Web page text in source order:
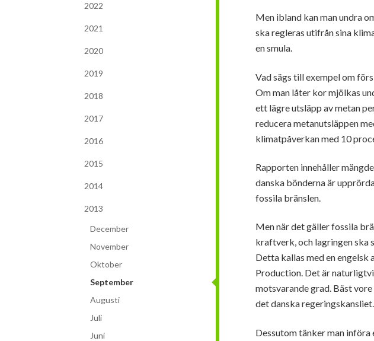
2022
2021
2020
2019
2018
2017
2016
2015
2014
2013
December
November
Oktober
September
Augusti
Juli
Juni
Men ibland kan man undra
ska regleras utifrån sina
en smula.
Vad sägs till exempel om
Om man låter kor mjölkas
ett lägre utsläpp av metan
reducera metanutsläppen
klimatpåverkan med 10
Rapporten innehåller
danska bönderna är
fossila bränslen.
Men när det gäller fossila
kraftverk, och lagringen ska
Detta kallas med en engelsk
Production. Det är
motsvarande grad. Bäst
det danska
Dessutom tänker man införa